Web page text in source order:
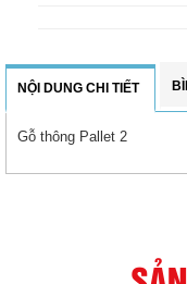
NỘI DUNG CHI TIẾT
Gỗ thông Pallet 2